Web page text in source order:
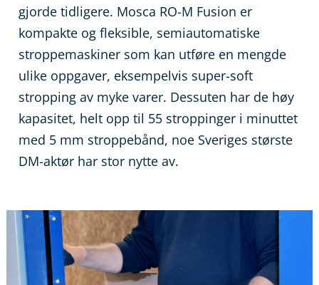
gjorde tidligere. Mosca RO-M Fusion er
kompakte og fleksible, semiautomatiske
stroppemaskiner som kan utføre en mengde
ulike oppgaver, eksempelvis super-soft
stropping av myke varer. Dessuten har de høy
kapasitet, helt opp til 55 stroppinger i minuttet
med 5 mm stroppebånd, noe Sveriges største
DM-aktør har stor nytte av.